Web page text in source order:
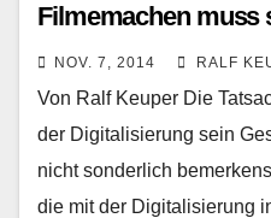
Filmemachen muss
NOV. 7, 2014 RALF
Von Ralf Keuper Die
der Digitalisierung sein
nicht sonderlich
die mit der Digitalisierung